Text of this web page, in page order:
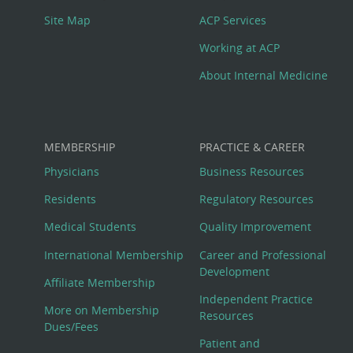
Site Map
ACP Services
Working at ACP
About Internal Medicine
MEMBERSHIP
Physicians
Residents
Medical Students
International Membership
Affiliate Membership
More on Membership
Dues/Fees
PRACTICE & CAREER
Business Resources
Regulatory Resources
Quality Improvement
Career and Professional
Development
Independent Practice
Resources
Patient and